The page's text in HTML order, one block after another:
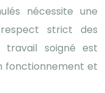
nécessite une
strict des
travail soigné est
fonctionnement et